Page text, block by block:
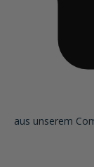
aus unserem